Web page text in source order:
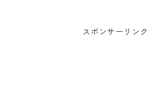
スポンサーリンク